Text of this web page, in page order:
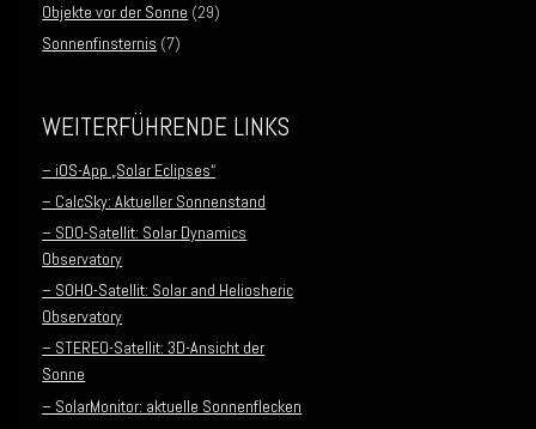
Objekte vor der Sonne (29)
Sonnenfinsternis (7)
WEITERFÜHRENDE LINKS
– iOS-App „Solar Eclipses“
– CalcSky: Aktueller Sonnenstand
– SDO-Satellit: Solar Dynamics
Observatory
– SOHO-Satellit: Solar and Heliosheric
Observatory
– STEREO-Satellit: 3D-Ansicht der
Sonne
– SolarMonitor: aktuelle Sonnenflecken